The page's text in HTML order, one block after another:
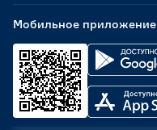
Мобильное приложение